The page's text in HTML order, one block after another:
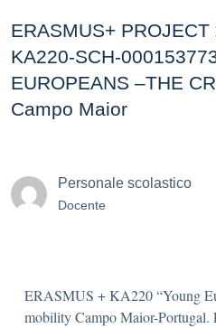
ERASMUS+
KA220-SCH-
EUROPEANS –THE
Campo Maior
Personale scolastico
Docente
ERASMUS + KA220 “Young
mobility Campo Maior-Portugal.